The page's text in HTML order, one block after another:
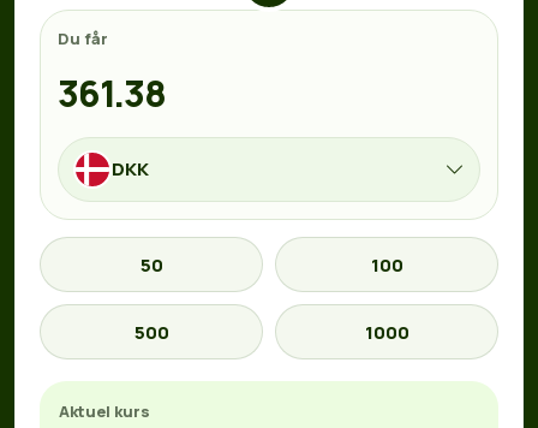
Du får
DKK
50 100
500 1000
Aktuel kurs